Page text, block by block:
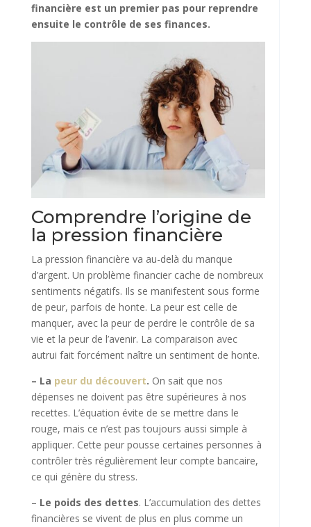
financière est un premier pas pour reprendre
ensuite le contrôle de ses finances.
Comprendre l’origine de
la pression financière
La pression financière va au-delà du manque
d’argent. Un problème financier cache de nombreux
sentiments négatifs. Ils se manifestent sous forme
de peur, parfois de honte. La peur est celle de
manquer, avec la peur de perdre le contrôle de sa
vie et la peur de l’avenir. La comparaison avec
autrui fait forcément naître un sentiment de honte.
– La peur du découvert. On sait que nos
dépenses ne doivent pas être supérieures à nos
recettes. L’équation évite de se mettre dans le
rouge, mais ce n’est pas toujours aussi simple à
appliquer. Cette peur pousse certaines personnes à
contrôler très régulièrement leur compte bancaire,
ce qui génère du stress.
– Le poids des dettes. L’accumulation des dettes
financières se vivent de plus en plus comme un